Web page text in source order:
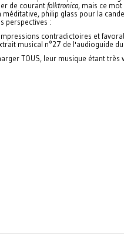
de courant folktronica, mais ce
philip glass pour la
perspectives :
contradictoires et
musical n°27 de l'audioguide
TOUS, leur musique étant très